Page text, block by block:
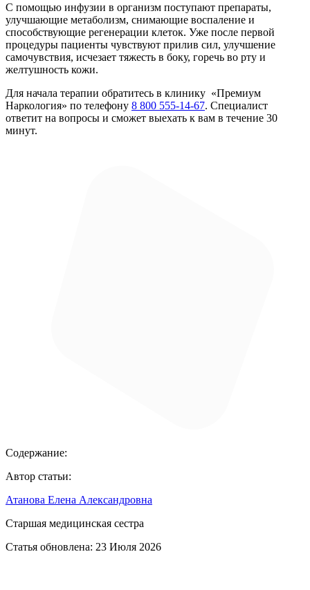
С помощью инфузии в организм поступают препараты,
улучшающие метаболизм, снимающие воспаление и
способствующие регенерации клеток. Уже после первой
процедуры пациенты чувствуют прилив сил, улучшение
самочувствия, исчезает тяжесть в боку, горечь во рту и
желтушность кожи.
Для начала терапии обратитесь в клинику «Премиум
Наркология» по телефону 8 800 555-14-67. Специалист
ответит на вопросы и сможет выехать к вам в течение 30
минут.
Содержание:
Автор статьи:
Атанова Елена Александровна
Старшая медицинская сестра
Статья обновлена: 23 Июля 2026